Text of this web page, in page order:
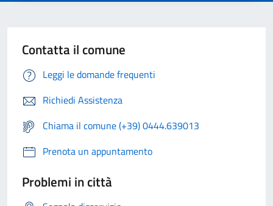
Contatta il comune
Leggi le domande frequenti
Richiedi Assistenza
Chiama il comune (+39) 0444.639013
Prenota un appuntamento
Problemi in città